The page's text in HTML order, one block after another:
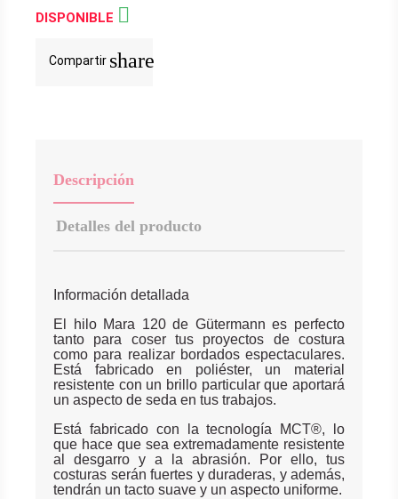
DISPONIBLE 
Compartir share
Descripción
Detalles del producto
Información detallada
El hilo Mara 120 de Gütermann es perfecto
tanto para coser tus proyectos de costura
como para realizar bordados espectaculares.
Está fabricado en poliéster, un material
resistente con un brillo particular que aportará
un aspecto de seda en tus trabajos.
Está fabricado con la tecnología MCT®, lo
que hace que sea extremadamente resistente
al desgarro y a la abrasión. Por ello, tus
costuras serán fuertes y duraderas, y además,
tendrán un tacto suave y un aspecto uniforme.